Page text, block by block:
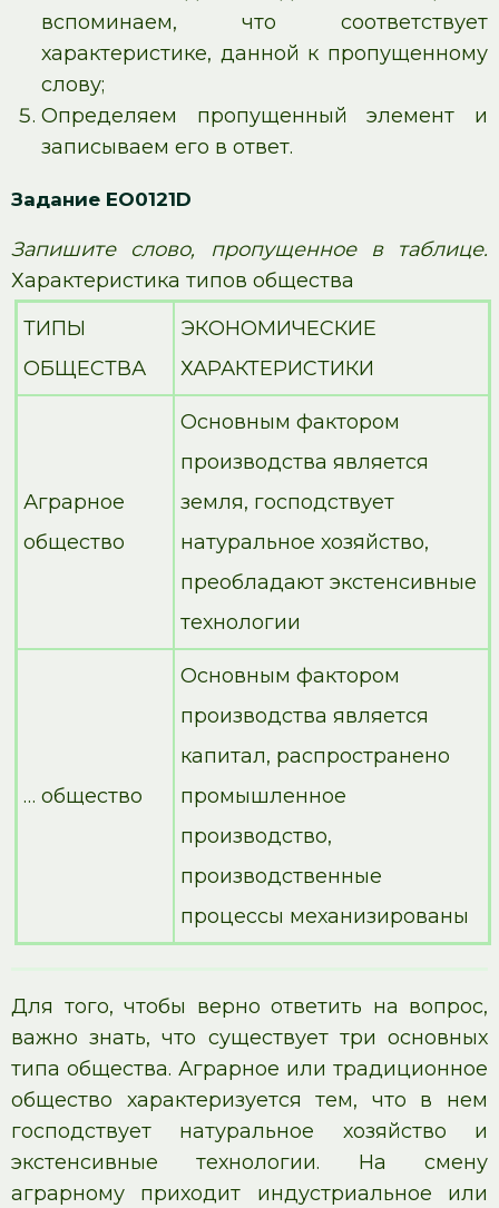
вспоминаем, что соответствует
характеристике, данной к пропущенному
слову;
Определяем пропущенный элемент и
записываем его в ответ.
Задание EO0121D
Запишите слово, пропущенное в таблице.
Характеристика типов общества
ТИПЫ
ОБЩЕСТВА
ЭКОНОМИЧЕСКИЕ
ХАРАКТЕРИСТИКИ
Аграрное
общество
Основным фактором
производства является
земля, господствует
натуральное хозяйство,
преобладают экстенсивные
технологии
… общество
Основным фактором
производства является
капитал, распространено
промышленное
производство,
производственные
процессы механизированы
Для того, чтобы верно ответить на вопрос,
важно знать, что существует три основных
типа общества. Аграрное или традиционное
общество характеризуется тем, что в нем
господствует натуральное хозяйство и
экстенсивные технологии. На смену
аграрному приходит индустриальное или